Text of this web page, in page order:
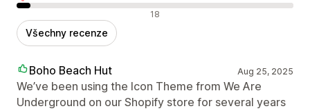
Negativní recenze 18
Všechny recenze
Boho Beach Hut Aug 25, 2025
We’ve been using the Icon Theme from We Are
Underground on our Shopify store for several years